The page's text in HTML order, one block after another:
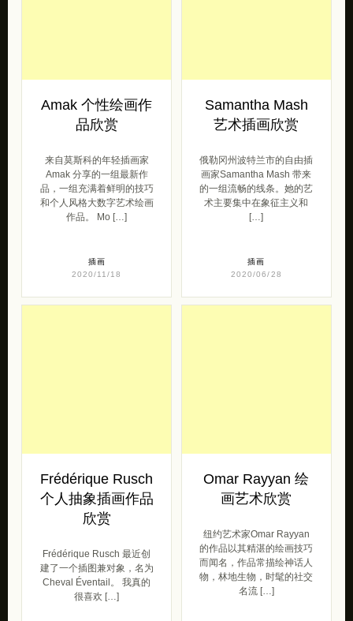
Amak 个性绘画作
品欣赏
来自莫斯科的年轻插画家
Amak 分享的一组最新作
品，一组充满着鲜明的技巧
和个人风格大数字艺术绘画
作品。 Mo […]
插画
2020/11/18
Samantha Mash
艺术插画欣赏
俄勒冈州波特兰市的自由插
画家Samantha Mash 带来
的一组流畅的线条。她的艺​​
术主要集中在象征主义和
[…]
插画
2020/06/28
Frédérique Rusch
个人抽象插画作品
欣赏
Frédérique Rusch 最近创
建了一个插图兼对象，名为
Cheval Éventail。 我真的
很喜欢 […]
Omar Rayyan 绘
画艺术欣赏
纽约艺术家Omar Rayyan
的作品以其精湛的绘画技巧
而闻名，作品常描绘神话人
物，林地生物，时髦的社交
名流 […]